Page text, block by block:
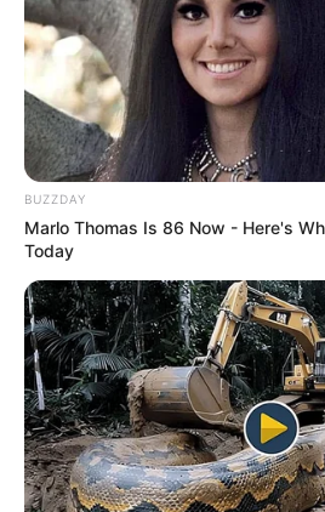
Simo
02/10/2023
Brandkatastrophe in der Kirche!
sterben während der Taufe - sie
doch dann brach die Katastrophe
Taufzeremonie endet in einer
Sie die bedrückenden Details:
Taufgottesdienstes hat ein
sieben Mens
READ MORE
BUZZDAY
Marlo Thomas Is 86 Now - Here's
Today